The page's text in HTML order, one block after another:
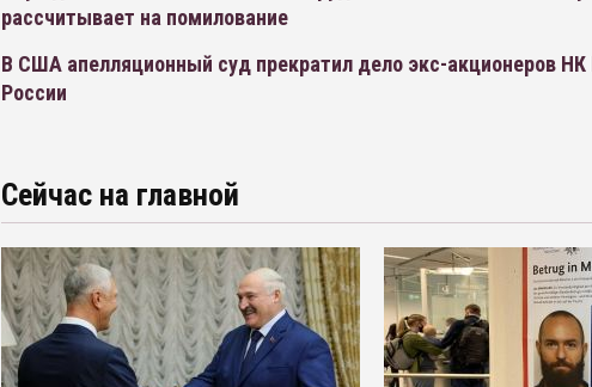
рассчитывает на помилование
В США апелляционный суд прекратил дело экс-акционеров
России
Сейчас на главной